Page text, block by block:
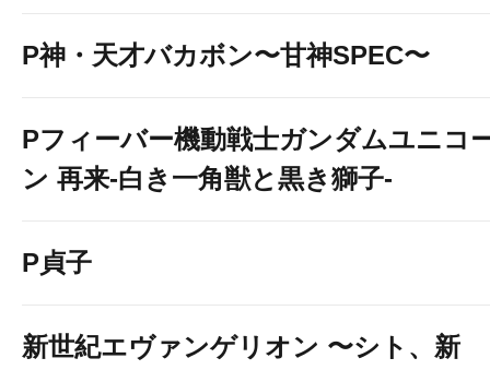
P神・天才バカボン〜甘神SPEC〜
Pフィーバー機動戦士ガンダムユニコ
ン 再来-白き一角獣と黒き獅子-
P貞子
新世紀エヴァンゲリオン 〜シト、新